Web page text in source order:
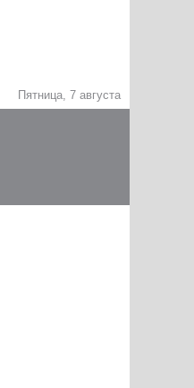
Пятница, 7 августа